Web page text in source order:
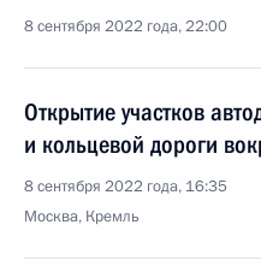
8 сентября 2022 года, 22:00
Открытие участков
и кольцевой дороги
8 сентября 2022 года, 16:35
Москва, Кремль